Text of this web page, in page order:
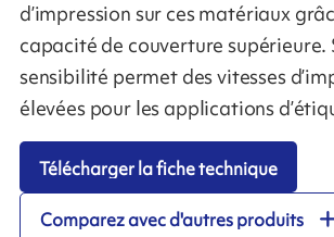
d’impression sur ces matériaux
capacité de couverture supérieure.
sensibilité permet des vitesses
élevées pour les applications
Télécharger la fiche technique
Comparez avec d'autres produits